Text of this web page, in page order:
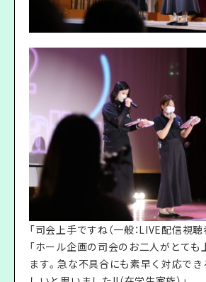
「司会上手ですね（一般：LIVE配信視聴
「ホール企画の司会のお二人がとて
ます。急な不具合にも素早く対応で